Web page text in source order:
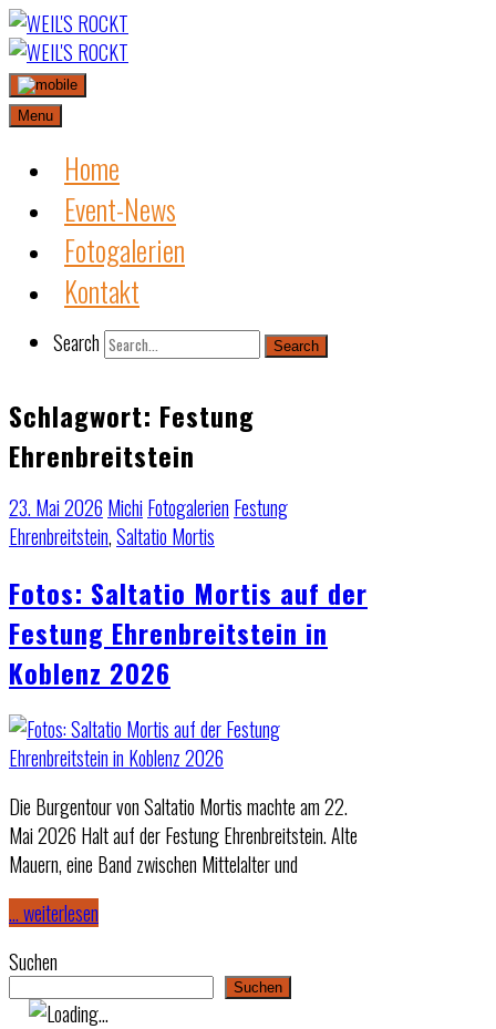
Skip
to
content
Menu
Home
Event-News
Fotogalerien
Kontakt
Search Search
Schlagwort: Festung
Ehrenbreitstein
23. Mai 2026 Michi Fotogalerien Festung
Ehrenbreitstein,Saltatio Mortis
Fotos: Saltatio Mortis auf der
Festung Ehrenbreitstein in
Koblenz 2026
Die Burgentour von Saltatio Mortis machte am 22.
Mai 2026 Halt auf der Festung Ehrenbreitstein. Alte
Mauern, eine Band zwischen Mittelalter und
… weiterlesen
Suchen
Suchen